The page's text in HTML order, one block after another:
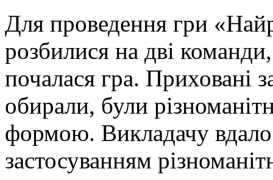
Для проведення гри
розбилися на дві
почалася гра. Приховані
обирали, були
формою. Викладачу
застосуванням